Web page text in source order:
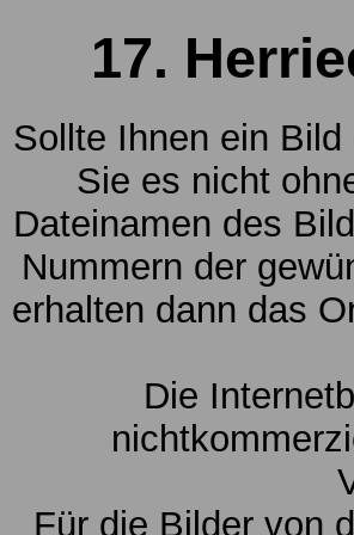
17.
Sollte Ihnen ein
Sie es nicht
Dateinamen des
Nummern der
erhalten dann das
Die
Für die Bilder von